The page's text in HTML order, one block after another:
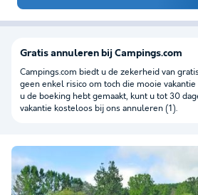
Gratis annuleren bij Campings.com
Campings.com biedt u de zekerheid van
geen enkel risico om toch die mooie
u de boeking hebt gemaakt, kunt u tot 30
vakantie kosteloos bij ons annuleren (1).